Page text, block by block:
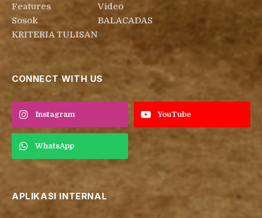
Features
Sosok
KRITERIA TULISAN
Video
BALACADAS
CONNECT WITH US
Instagram YouTube
WhatsApp
APLIKASI INTERNAL